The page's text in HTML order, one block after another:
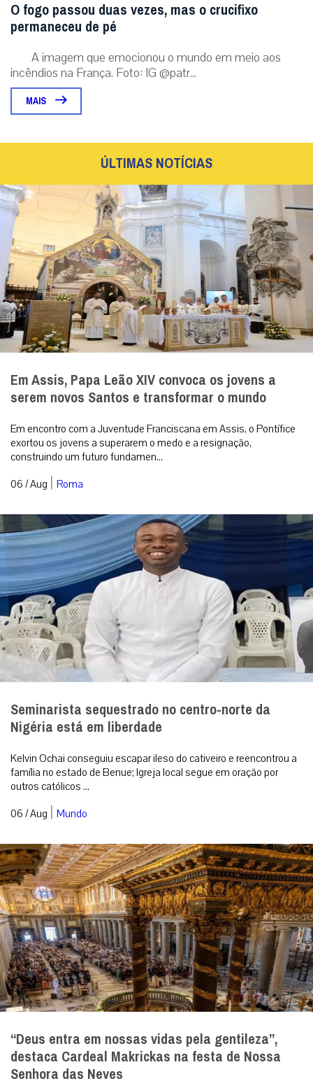
O fogo passou duas vezes, mas o crucifixo
permaneceu de pé
A imagem que emocionou o mundo em meio aos
incêndios na França. Foto: IG @patr...
MAIS
ÚLTIMAS NOTÍCIAS
Em Assis, Papa Leão XIV convoca os jovens a
serem novos Santos e transformar o mundo
Em encontro com a Juventude Franciscana em Assis, o Pontífice
exortou os jovens a superarem o medo e a resignação,
construindo um futuro fundamen...
06 / Aug | Roma
Seminarista sequestrado no centro-norte da
Nigéria está em liberdade
Kelvin Ochai conseguiu escapar ileso do cativeiro e reencontrou a
família no estado de Benue; Igreja local segue em oração por
outros católicos ...
06 / Aug | Mundo
“Deus entra em nossas vidas pela gentileza”,
destaca Cardeal Makrickas na festa de Nossa
Senhora das Neves